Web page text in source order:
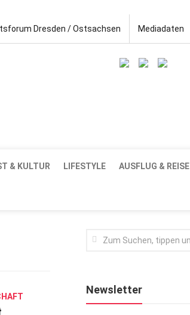
Dresden / Ostsachsen Mediadaten
& KULTUR LIFESTYLE AUSFLUG & REISE
Newsletter